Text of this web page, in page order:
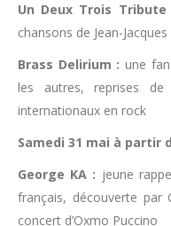
Un Deux Trois Tribute
chansons de Jean-
Brass Delirium : une
les autres, reprises
internationaux en rock
Samedi 31 mai à partir
George KA : jeune
français, découverte par
concert d’Oxmo Puccino